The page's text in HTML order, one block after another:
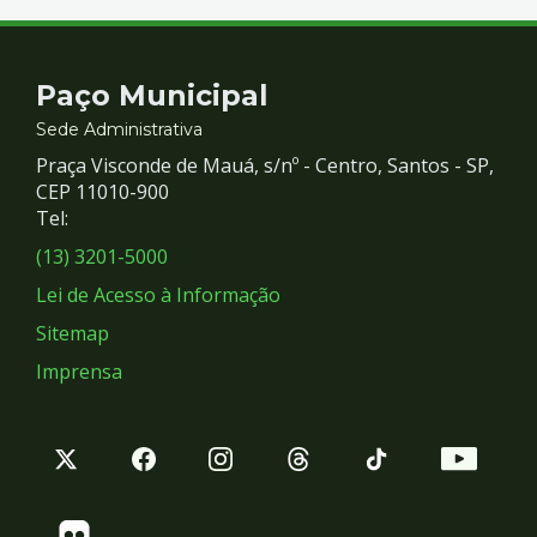
Contato
e
Redes
Sociais
Paço Municipal
Sede Administrativa
Praça Visconde de Mauá, s/nº - Centro, Santos - SP,
CEP 11010-900
Tel:
(13) 3201-5000
Lei de Acesso à Informação
Sitemap
Imprensa